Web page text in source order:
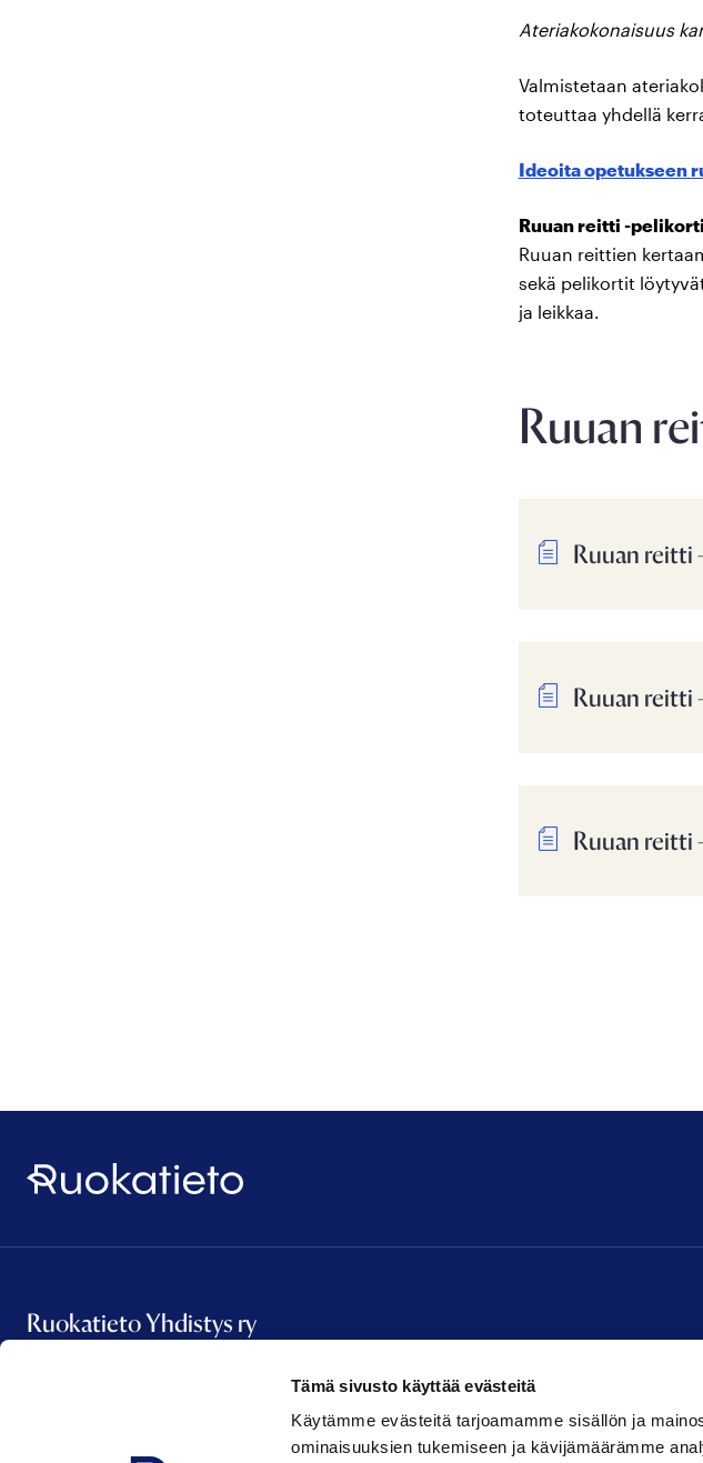
Tämä sivusto käyttää evästeitä
Käytämme evästeitä tarjoamamme sisällön ja
ominaisuuksien tukemiseen ja kävijämäärämme
Ateriakokonaisuus
Valmistetaan
toteuttaa yhdellä
Ideoita opetukseen
Ruuan reitti -
Ruuan reittien
sekä pelikortit
ja leikkaa.
Ruuan
Ruuan reitti
Ruuan
Ruuan reitti
Ruokatieto
Ruokatieto Yhdistys ry